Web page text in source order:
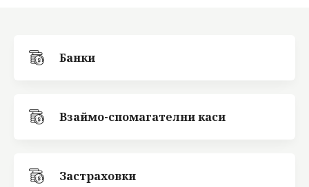
Банки
Взаймо-спомагателни каси
Застраховки